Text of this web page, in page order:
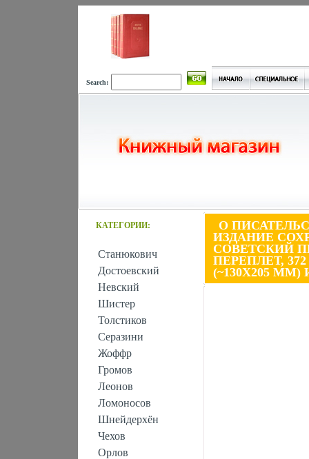
Search:
КАТЕГОРИИ:
Станюкович
Достоевский
Невский
Шистер
Толстиков
Серазини
Жоффр
Громов
Леонов
Ломоносов
Шнейдерхён
Чехов
Орлов
О
ИЗДАНИЕ
СОВЕТСКИЙ
ПЕРЕПЛЕТ,
(~130Х205 ММ)